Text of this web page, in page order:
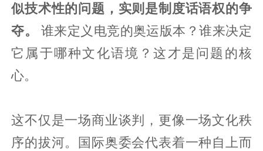
似技术性的问题，实则是制度话语权的争
夺。 谁来定义电竞的奥运版本？谁来决定
它属于哪种文化语境？这才是问题的核
心。
这不仅是一场商业谈判，更像一场文化秩
序的拔河。国际奥委会代表着一种自上而